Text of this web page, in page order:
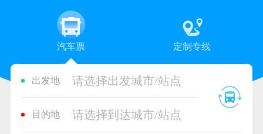
汽车票 定制专线
出发地 请选择出发城市/站点
目的地 请选择到达城市/站点